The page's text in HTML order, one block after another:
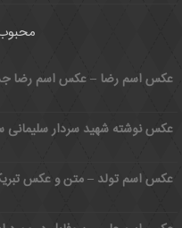
عکس اسم رضا – عکس اسم رضا
عکس نوشته شهید سردار سلیمانی
عکس اسم تولد – متن و عکس